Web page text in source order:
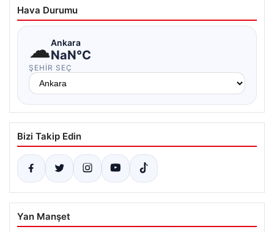
Hava Durumu
☁Ankara
NaN°C
ŞEHIR SEÇ
Bizi Takip Edin
Yan Manşet